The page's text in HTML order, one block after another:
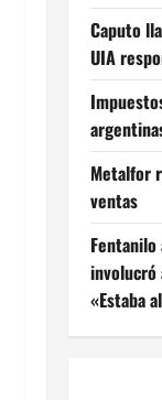
Caputo
UIA
Metalfor
ventas
involucró
«Estaba